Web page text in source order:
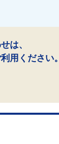
は、
用ください